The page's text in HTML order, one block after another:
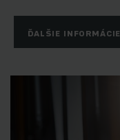
ĎALŠIE INFORMÁCIE